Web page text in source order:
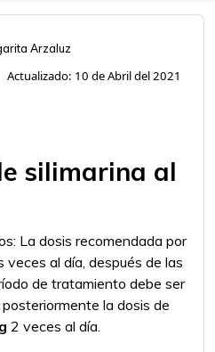
Arzaluz
Actualizado: 10 de Abril del 2021
silimarina al
La dosis recomendada por
veces al día, después de las
de tratamiento debe ser
la dosis de
2 veces al día.